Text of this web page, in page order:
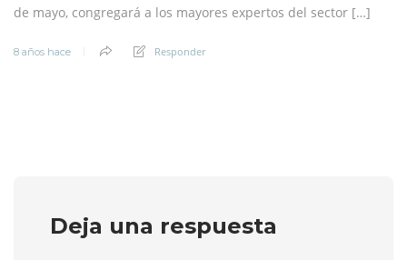
de mayo, congregará a los mayores expertos del sector […]
8 años hace Responder
Deja una respuesta